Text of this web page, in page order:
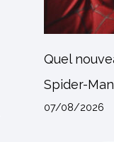
Quel
Spider-
07/08/2026